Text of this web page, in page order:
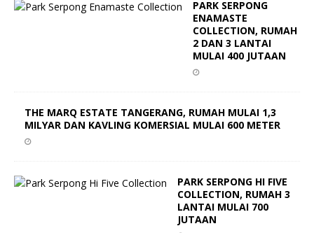
PARK SERPONG
ENAMASTE
COLLECTION, RUMAH
2 DAN 3 LANTAI
MULAI 400 JUTAAN
THE MARQ ESTATE TANGERANG, RUMAH MULAI 1,3
MILYAR DAN KAVLING KOMERSIAL MULAI 600 METER
PARK SERPONG HI FIVE
COLLECTION, RUMAH 3
LANTAI MULAI 700
JUTAAN